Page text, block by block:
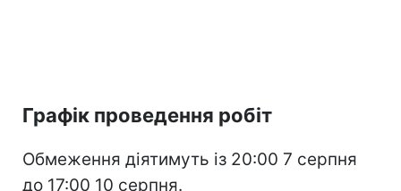
Графік проведення робіт
Обмеження діятимуть із 20:00 7 серпня
до 17:00 10 серпня.